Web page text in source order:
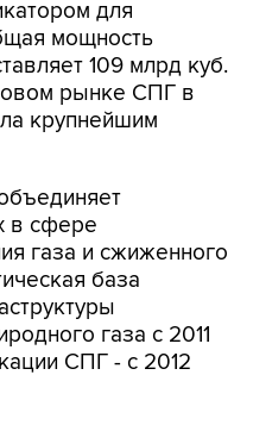
для
мощность
109 млрд куб.
рынке СПГ в
крупнейшим
в сфере
газа и сжиженного
база
газа с 2011
СПГ - с 2012